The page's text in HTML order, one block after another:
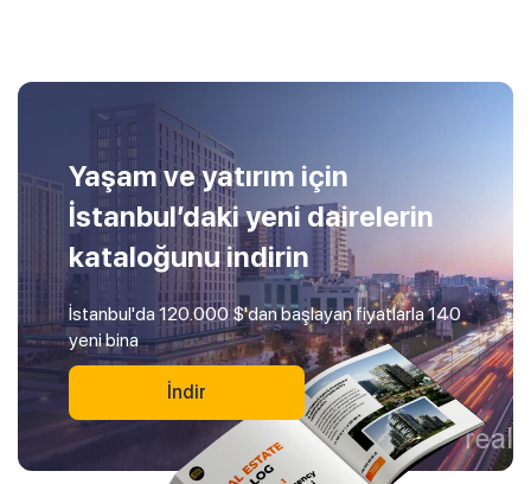
Yaşam ve yatırım için
İstanbul’daki yeni dairelerin
kataloğunu indirin
İstanbul'da 120.000 $'dan başlayan fiyatlarla 140
yeni bina
İndir